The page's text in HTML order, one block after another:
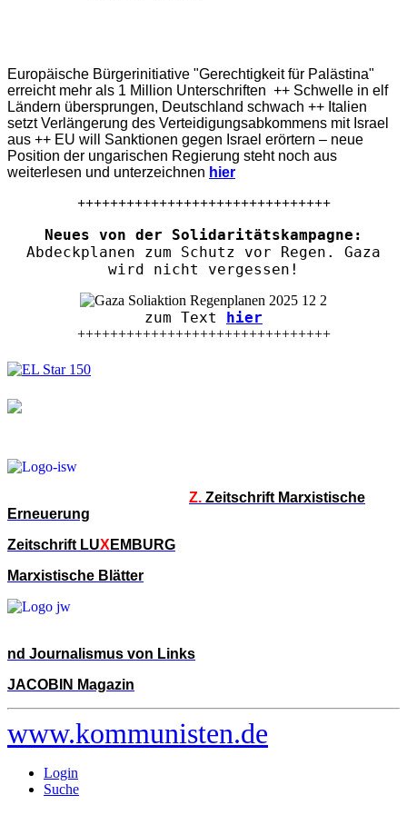
Europäische Bürgerinitiative "Gerechtigkeit für Palästina"
erreicht mehr als 1 Million Unterschriften ++ Schwelle in elf
Ländern übersprungen, Deutschland schwach ++ Italien
setzt Verlängerung des Verteidigungsabkommens mit Israel
aus ++ EU will Sanktionen gegen Israel erörtern – neue
Position der ungarischen Regierung steht noch aus
weiterlesen und unterzeichnen hier
+++++++++++++++++++++++++++++++
Neues von der Solidaritätskampagne:
Abdeckplanen zum Schutz vor Regen. Gaza
wird nicht vergessen!
zum Text hier
+++++++++++++++++++++++++++++++
Z. Zeitschrift Marxistische
Erneuerung
Zeitschrift LUX EMBURG
Marxistische Blätter
nd Journalismus von Links
JACOBIN Magazin
www.kommunisten.de
Login
Suche